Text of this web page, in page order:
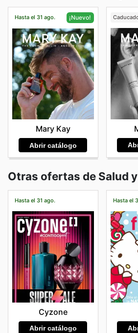
Hasta el 31 ago. ¡Nuevo!
Mary Kay
Abrir catálogo
Otras ofertas de Salud
Hasta el 31 ago.
Cyzone
Abrir catálogo
Hasta el